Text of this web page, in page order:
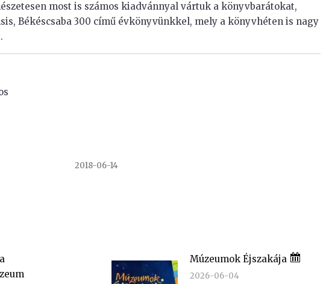
most is számos kiadvánnyal vártuk a könyvbarátokat,
Békéscsaba 300 című évkönyvünkkel, mely a könyvhéten is nagy
2018-06-14
Múzeumok Éjszakája
2026-06-04